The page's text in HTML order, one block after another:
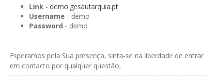
Link - demo.gesautarquia.pt
Username - demo
Password - demo
Esperamos pela Sua presença, sinta-se na liberdade de entrar
em contacto por qualquer questão,